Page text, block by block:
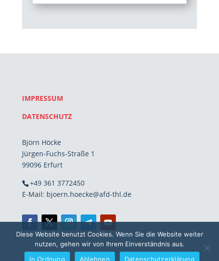
IMPRESSUM
DATENSCHUTZ
Björn Höcke
Jürgen-Fuchs-Straße 1
99096 Erfurt
+49 361 3772450
E-Mail: bjoern.hoecke@afd-thl.de
Diese Website benutzt Cookies. Wenn Sie die Website weiter
nutzen, gehen wir von Ihrem Einverständnis aus.
In Ordnung
Ablehnen Datenschutzerklärung